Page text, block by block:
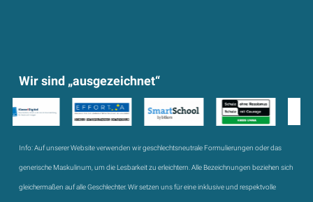
Wir sind „ausgezeichnet“
Info:Auf unserer Website verwenden wir geschlechtsneutrale Formulierungen oder das
generische Maskulinum, um die Lesbarkeit zu erleichtern. Alle Bezeichnungen beziehen sich
gleichermaßen auf alle Geschlechter. Wir setzen uns für eine inklusive und respektvolle